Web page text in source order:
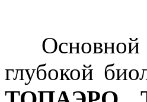
Основной
глубокой